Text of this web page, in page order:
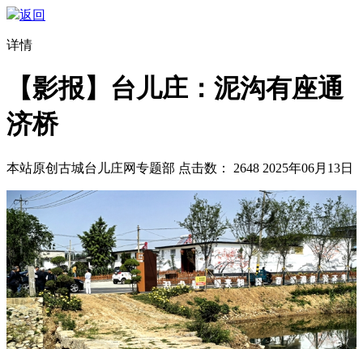
返回
详情
【影报】台儿庄：泥沟有座通
济桥
本站原创 古城台儿庄网专题部 点击数： 2648 2025年06月13日